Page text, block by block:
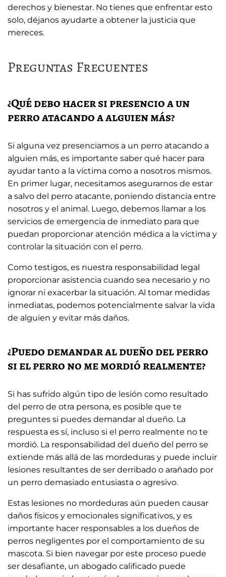
derechos y bienestar. No tienes que enfrentar esto
solo, déjanos ayudarte a obtener la justicia que
mereces.
Preguntas Frecuentes
¿Qué debo hacer si presencio a un
perro atacando a alguien más?
Si alguna vez presenciamos a un perro atacando a
alguien más, es importante saber qué hacer para
ayudar tanto a la víctima como a nosotros mismos.
En primer lugar, necesitamos asegurarnos de estar
a salvo del perro atacante, poniendo distancia entre
nosotros y el animal. Luego, debemos llamar a los
servicios de emergencia de inmediato para que
puedan proporcionar atención médica a la víctima y
controlar la situación con el perro.
Como testigos, es nuestra responsabilidad legal
proporcionar asistencia cuando sea necesario y no
ignorar ni exacerbar la situación. Al tomar medidas
inmediatas, podemos potencialmente salvar la vida
de alguien y evitar más daños.
¿Puedo demandar al dueño del perro
si el perro no me mordió realmente?
Si has sufrido algún tipo de lesión como resultado
del perro de otra persona, es posible que te
preguntes si puedes demandar al dueño. La
respuesta es sí, incluso si el perro realmente no te
mordió. La responsabilidad del dueño del perro se
extiende más allá de las mordeduras y puede incluir
lesiones resultantes de ser derribado o arañado por
un perro demasiado entusiasta o agresivo.
Estas lesiones no mordeduras aún pueden causar
daños físicos y emocionales significativos, y es
importante hacer responsables a los dueños de
perros negligentes por el comportamiento de su
mascota. Si bien navegar por este proceso puede
ser desafiante, un abogado calificado puede